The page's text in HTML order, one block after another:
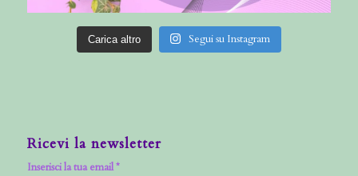
Carica altro Segui su Instagram
Ricevi la newsletter
Inserisci la tua email *